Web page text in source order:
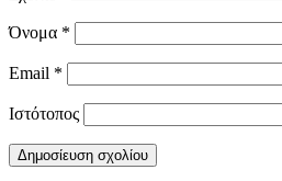
Όνομα *
Email *
Ιστότοπος